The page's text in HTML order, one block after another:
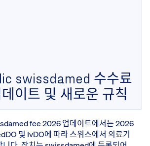
swissdamed 수수료
이트 및 새로운 규칙
fee 2026 업데이트에서는 2026
및 IvDO에 따라 스위스에서 의료기